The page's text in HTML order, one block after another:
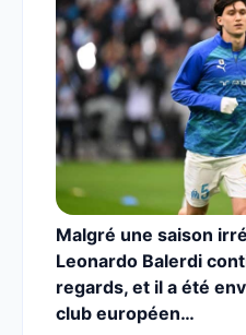
Malgré une saison
Leonardo Balerdi
regards, et il a été
club européen…